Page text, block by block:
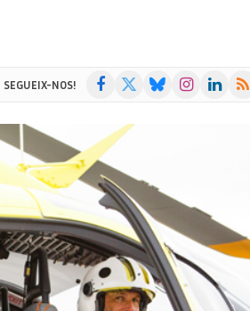
SEGUEIX-NOS! Facebook BlueskyInstagramLinkedIn
RSS